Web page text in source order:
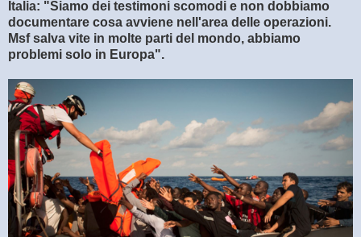
Italia: "Siamo dei testimoni scomodi e non dobbiamo
documentare cosa avviene nell'area delle operazioni.
Msf salva vite in molte parti del mondo, abbiamo
problemi solo in Europa".